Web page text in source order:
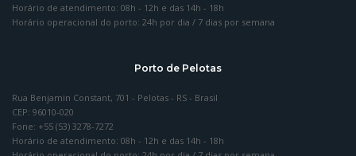
Horário de atendimento: 08h - 12h e das 14h - 18h
Horário operacional do porto: 24h por dia / 7 dias por semana
Porto de Pelotas
Rua Benjamin Constant, 701 - Pelotas - RS - Brasil
CEP: 96010-020
Fone: +55 (53) 3278-7272
Horário de atendimento: 08h - 12h e das 14h - 18h